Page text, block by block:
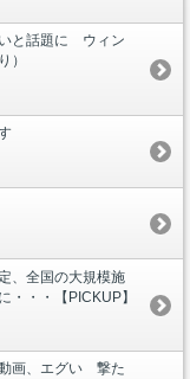
と話題に ウィン
）
、全国の大規模施
・・・【PICKUP】
動画、エグい 撃た